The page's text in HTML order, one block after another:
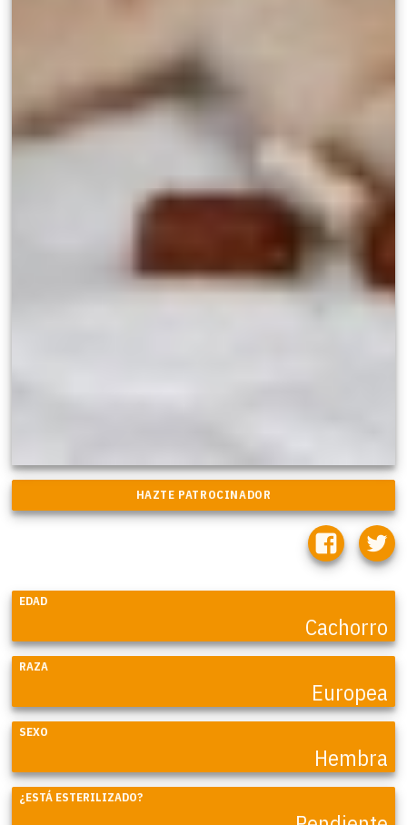
EDAD
Cachorro
RAZA
Europea
SEXO
Hembra
¿ESTÁ ESTERILIZADO?